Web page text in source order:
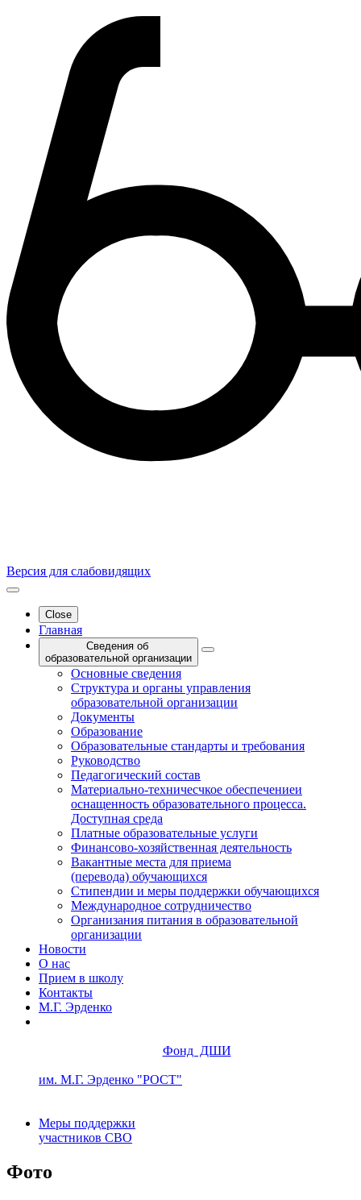
Версия для слабовидящих
Close
Главная
Сведения об
образовательной организации
Основные сведения
Структура и органы управления
образовательной организации
Документы
Образование
Образовательные стандарты и требования
Руководство
Педагогический состав
Материально-техничесчкое обеспечениеи
оснащенность образовательного процесса.
Доступная среда
Платные образовательные услуги
Финансово-хозяйственная деятельность
Вакантные места для приема
(перевода) обучающихся
Стипендии и меры поддержки обучающихся
Международное сотрудничество
Организания питания в образовательной
организации
Новости
О нас
Прием в школу
Контакты
М.Г. Эрденко
Фонд ДШИ
им. М.Г. Эрденко "РОСТ"
Меры поддержки
участников СВО
Фото